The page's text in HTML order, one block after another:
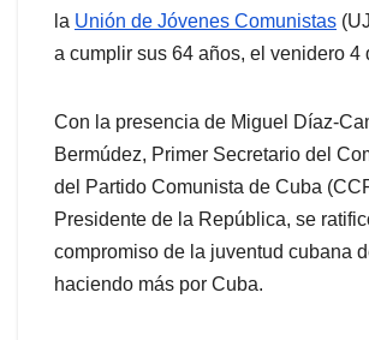
la Unión de Jóvenes Comunistas
a cumplir sus 64 años, el venidero 4
Con la presencia de Miguel Díaz-
Bermúdez, Primer Secretario del
del Partido Comunista de Cuba
Presidente de la República, se
compromiso de la juventud cubana
haciendo más por Cuba.